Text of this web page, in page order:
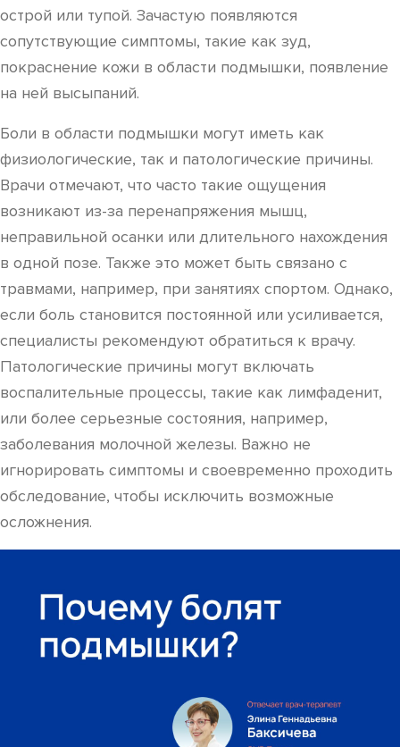
острой или тупой. Зачастую появляются
сопутствующие симптомы, такие как зуд,
покраснение кожи в области подмышки, появление
на ней высыпаний.
Боли в области подмышки могут иметь как
физиологические, так и патологические причины.
Врачи отмечают, что часто такие ощущения
возникают из-за перенапряжения мышц,
неправильной осанки или длительного нахождения
в одной позе. Также это может быть связано с
травмами, например, при занятиях спортом. Однако,
если боль становится постоянной или усиливается,
специалисты рекомендуют обратиться к врачу.
Патологические причины могут включать
воспалительные процессы, такие как лимфаденит,
или более серьезные состояния, например,
заболевания молочной железы. Важно не
игнорировать симптомы и своевременно проходить
обследование, чтобы исключить возможные
осложнения.